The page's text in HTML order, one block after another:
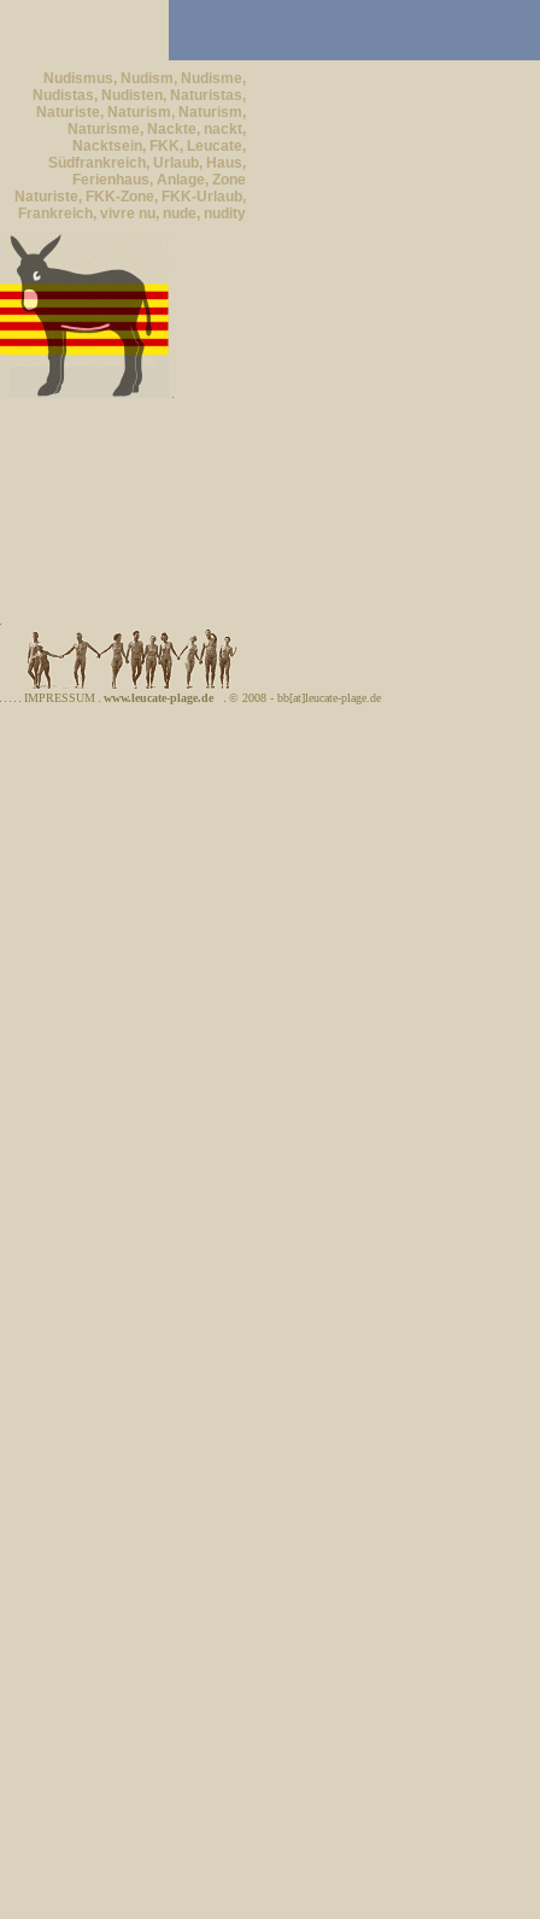
Nudismus, Nudism, Nudisme,
Nudistas, Nudisten, Naturistas,
Naturiste, Naturism, Naturism,
Naturisme, Nackte, nackt,
Nacktsein, FKK, Leucate,
Südfrankreich, Urlaub, Haus,
Ferienhaus, Anlage, Zone
Naturiste, FKK-Zone, FKK-Urlaub,
Frankreich, vivre nu, nude, nudity
IMPRESSUM www.leucate-plage.de © 2008 - bb[at]leucate-plage.de